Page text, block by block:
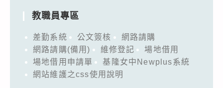
教職員專區
差勤系統 公文簽核
網路請購
網路請購(備用)
維修登記
場地借用
場地借用申請單
基隆女中Newplus系統
網站維護之css使用說明